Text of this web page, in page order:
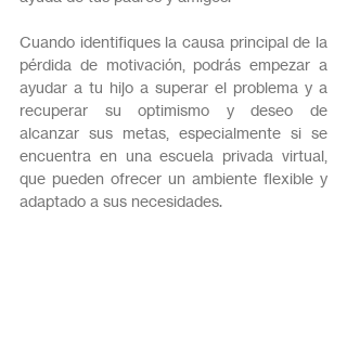
Cuando identifiques la causa principal de la
pérdida de motivación, podrás empezar a
ayudar a tu hijo a superar el problema y a
recuperar su optimismo y deseo de
alcanzar sus metas, especialmente si se
encuentra en una escuela privada virtual,
que pueden ofrecer un ambiente flexible y
adaptado a sus necesidades.